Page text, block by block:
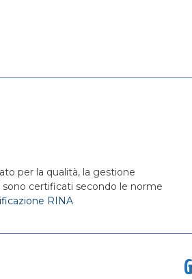
per la qualità, la gestione
certificati secondo le norme
RINA